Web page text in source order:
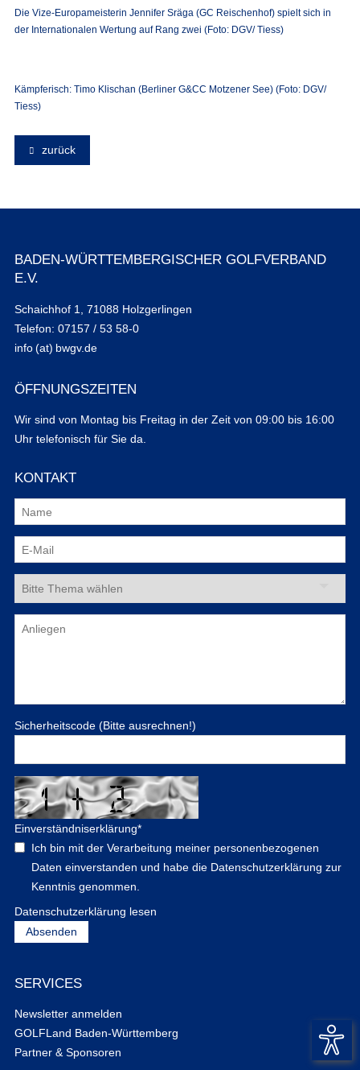
Die Vize-Europameisterin Jennifer Sräga (GC Reischenhof) spielt sich in
der Internationalen Wertung auf Rang zwei (Foto: DGV/ Tiess)
Kämpferisch: Timo Klischan (Berliner G&CC Motzener See) (Foto: DGV/
Tiess)
zurück
BADEN-WÜRTTEMBERGISCHER GOLFVERBAND
E.V.
Schaichhof 1, 71088 Holzgerlingen
Telefon: 07157 / 53 58-0
info (at) bwgv.de
ÖFFNUNGSZEITEN
Wir sind von Montag bis Freitag in der Zeit von 09:00 bis 16:00
Uhr telefonisch für Sie da.
KONTAKT
Sicherheitscode (Bitte ausrechnen!)
Einverständniserklärung*
Ich bin mit der Verarbeitung meiner personenbezogenen
Daten einverstanden und habe die Datenschutzerklärung zur
Kenntnis genommen.
Datenschutzerklärung lesen
SERVICES
Newsletter anmelden
GOLFLand Baden-Württemberg
Partner & Sponsoren